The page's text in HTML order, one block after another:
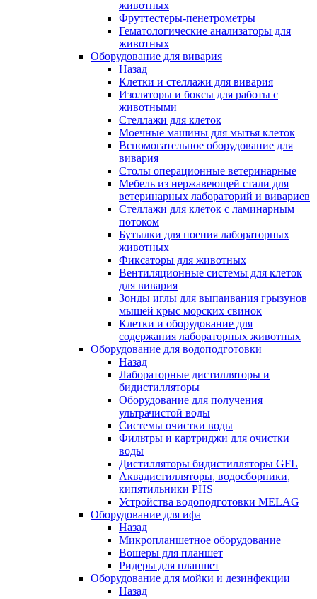
животных
Фруттестеры-пенетрометры
Гематологические анализаторы для
животных
Оборудование для вивария
Назад
Клетки и стеллажи для вивария
Изоляторы и боксы для работы с
животными
Стеллажи для клеток
Моечные машины для мытья клеток
Вспомогательное оборудование для
вивария
Столы операционные ветеринарные
Мебель из нержавеющей стали для
ветеринарных лабораторий и вивариев
Стеллажи для клеток с ламинарным
потоком
Бутылки для поения лабораторных
животных
Фиксаторы для животных
Вентиляционные системы для клеток
для вивария
Зонды иглы для выпаивания грызунов
мышей крыс морских свинок
Клетки и оборудование для
содержания лабораторных животных
Оборудование для водоподготовки
Назад
Лабораторные дистилляторы и
бидистилляторы
Оборудование для получения
ультрачистой воды
Системы очистки воды
Фильтры и картриджи для очистки
воды
Дистилляторы бидистилляторы GFL
Аквадистилляторы, водосборники,
кипятильники PHS
Устройства водоподготовки MELAG
Оборудование для ифа
Назад
Микропланшетное оборудование
Вошеры для планшет
Ридеры для планшет
Оборудование для мойки и дезинфекции
Назад